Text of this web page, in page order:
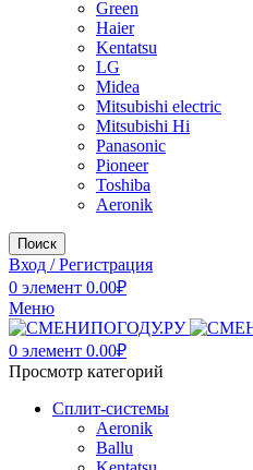
Green
Haier
Kentatsu
LG
Midea
Mitsubishi electric
Mitsubishi Hi
Panasonic
Pioneer
Toshiba
Аeronik
Поиск
Вход / Регистрация
0 элемент 0.00₽
Меню
0 элемент 0.00₽
Просмотр категорий
Сплит-системы
Аeronik
Ballu